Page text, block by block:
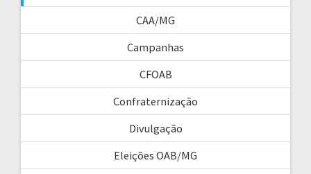
CAA/MG
Campanhas
CFOAB
Confraternização
Divulgação
Eleições OAB/MG